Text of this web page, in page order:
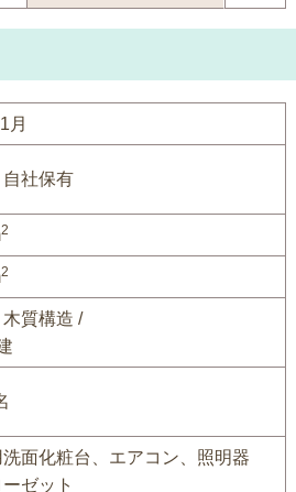
月
社保有
2
2
質構造 /
面化粧台、エアコン、照明器
ゼット